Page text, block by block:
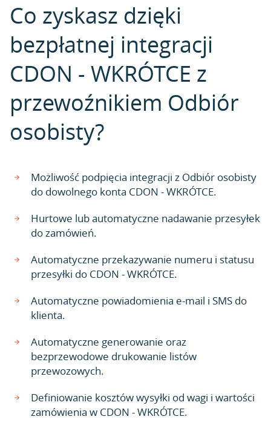
Co zyskasz dzięki
bezpłatnej integracji
CDON - WKRÓTCE z
przewoźnikiem Odbiór
osobisty?
Możliwość podpięcia integracji z Odbiór osobisty
do dowolnego konta CDON - WKRÓTCE.
Hurtowe lub automatyczne nadawanie przesyłek
do zamówień.
Automatyczne przekazywanie numeru i statusu
przesyłki do CDON - WKRÓTCE.
Automatyczne powiadomienia e-mail i SMS do
klienta.
Automatyczne generowanie oraz
bezprzewodowe drukowanie listów
przewozowych.
Definiowanie kosztów wysyłki od wagi i wartości
zamówienia w CDON - WKRÓTCE.